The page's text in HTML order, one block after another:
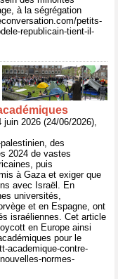
à la ségrégation
petits-
republicain-tient-il-
2026 (24/06/2026),
des
2024 de vastes
puis
à Gaza et exiger que
avec Israël. En
universités,
et en Espagne, ont
israéliennes. Cet article
en Europe ainsi
pour le
academique-contre-
normes-